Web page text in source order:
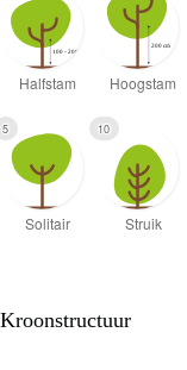
5 10
Kroonstructuur